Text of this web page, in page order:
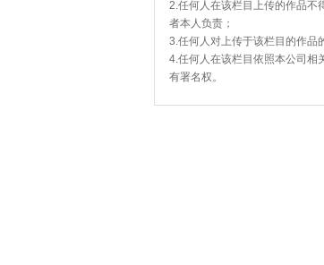
2.任何人在该栏目上传的作品不
者本人负责；
3.任何人对上传于该栏目的作品
4.任何人在该栏目依照本公司相
有署名权。